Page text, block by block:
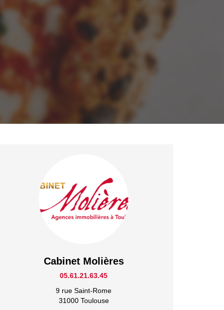
Cabinet Molières
05.61.21.63.45
9 rue Saint-Rome
31000 Toulouse